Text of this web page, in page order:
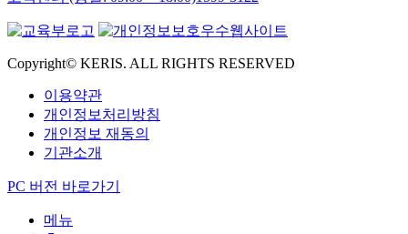
Copyright© KERIS. ALL RIGHTS RESERVED
이용약관
개인정보처리방침
개인정보 재동의
기관소개
PC 버전 바로가기
메뉴